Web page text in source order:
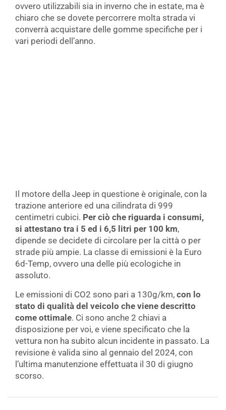
ovvero utilizzabili sia in inverno che in estate, ma è
chiaro che se dovete percorrere molta strada vi
converrà acquistare delle gomme specifiche per i
vari periodi dell’anno.
Il motore della Jeep in questione è originale, con la
trazione anteriore ed una cilindrata di 999
centimetri cubici. Per ciò che riguarda i consumi,
si attestano tra i 5 ed i 6,5 litri per 100 km,
dipende se decidete di circolare per la città o per
strade più ampie. La classe di emissioni è la Euro
6d-Temp, ovvero una delle più ecologiche in
assoluto.
Le emissioni di CO2 sono pari a 130g/km, con lo
stato di qualità del veicolo che viene descritto
come ottimale. Ci sono anche 2 chiavi a
disposizione per voi, e viene specificato che la
vettura non ha subito alcun incidente in passato. La
revisione è valida sino al gennaio del 2024, con
l’ultima manutenzione effettuata il 30 di giugno
scorso.